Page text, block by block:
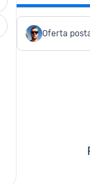
Oferta